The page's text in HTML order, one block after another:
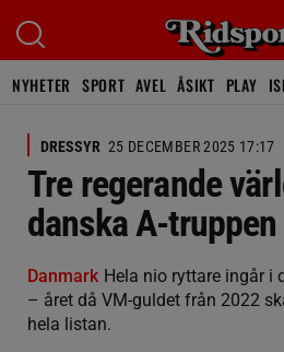
NYHETER SPORT AVEL ÅSIKT PLAY
DRESSYR 25 DECEMBER 2025 17:17
Tre regerande
danska A-
Danmark Hela nio ryttare ingår i
– året då VM-guldet från 2022
hela listan.